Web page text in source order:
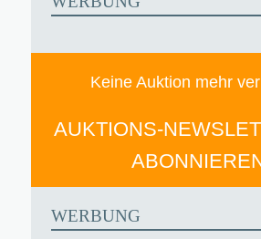
Keine Auktion mehr
AUKTIONS-
WERBUNG